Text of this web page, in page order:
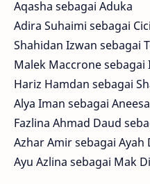
Aqasha sebagai Aduka
Adira Suhaimi sebagai Cici
Shahidan Izwan sebagai
Malek Maccrone sebagai
Hariz Hamdan sebagai
Alya Iman sebagai Aneesa
Fazlina Ahmad Daud
Azhar Amir sebagai Ayah
Ayu Azlina sebagai Mak